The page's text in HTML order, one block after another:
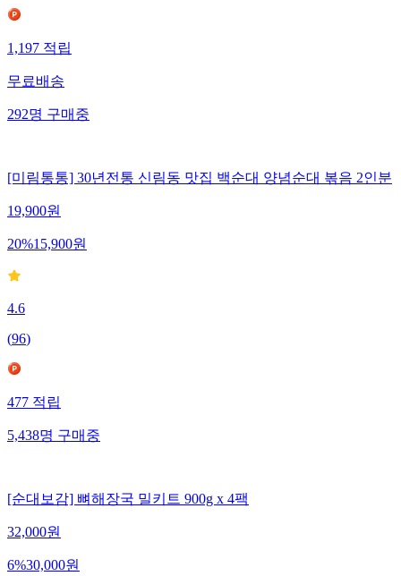
1,197 적립
무료배송
292명 구매중
[미림통통] 30년전통 신림동 맛집 백순대 양념순대 볶음 2인분
19,900원
20%15,900원
4.6
(96)
477 적립
5,438명 구매중
[순대보감] 뼈해장국 밀키트 900g x 4팩
32,000원
6%30,000원